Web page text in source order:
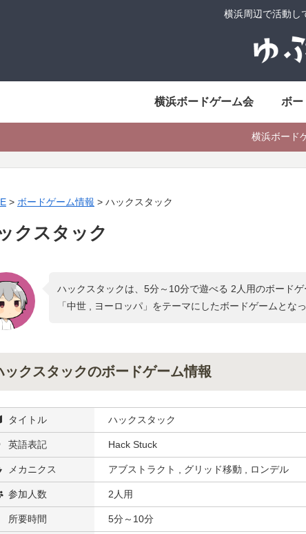
横浜周辺で活動し
横浜ボードゲーム会 ボー
横浜ボード
> ボードゲーム情報 > ハックスタック
クスタック
ハックスタックは、5分～10分で遊べる 2人用のボードゲ
「中世 , ヨーロッパ 」をテーマにしたボードゲームとなっ
ックスタックのボードゲーム情報
タイトル ハックスタック
英語表記 Hack Stuck
メカニクス アブストラクト , グリッド移動 , ロンデル
参加人数 2人用
所要時間 5分～10分